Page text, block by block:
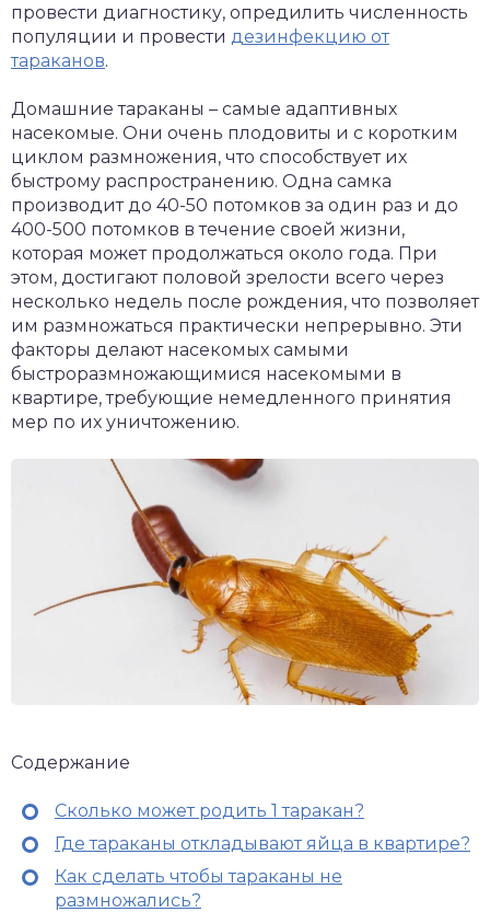
провести диагностику, опредилить численность
популяции и провести дезинфекцию от
тараканов.
Домашние тараканы – самые адаптивных
насекомые. Они очень плодовиты и с коротким
циклом размножения, что способствует их
быстрому распространению. Одна самка
производит до 40-50 потомков за один раз и до
400-500 потомков в течение своей жизни,
которая может продолжаться около года. При
этом, достигают половой зрелости всего через
несколько недель после рождения, что позволяет
им размножаться практически непрерывно. Эти
факторы делают насекомых самыми
быстроразмножающимися насекомыми в
квартире, требующие немедленного принятия
мер по их уничтожению.
Содержание
Сколько может родить 1 таракан?
Где тараканы откладывают яйца в квартире?
Как сделать чтобы тараканы не
размножались?